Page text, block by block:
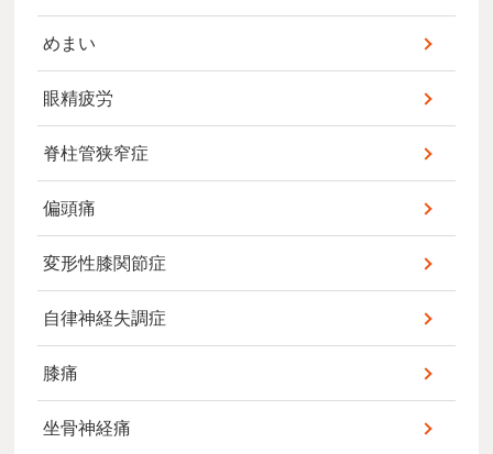
めまい
眼精疲労
脊柱管狭窄症
偏頭痛
変形性膝関節症
自律神経失調症
膝痛
坐骨神経痛